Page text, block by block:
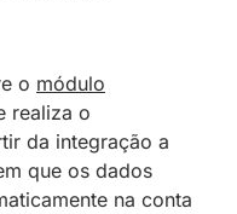
o módulo
realiza o
da integração a
que os dados
na conta